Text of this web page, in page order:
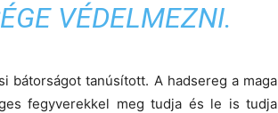
VÉDELMEZNI.
bátorságot tanúsított. A hadsereg a maga
fegyverekkel meg tudja és le is tudja